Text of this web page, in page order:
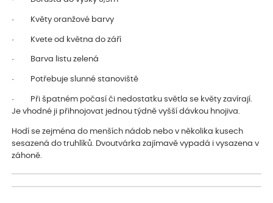
· Květy oranžové barvy
· Kvete od května do září
· Barva listu zelená
· Potřebuje slunné stanoviště
· Při špatném počasí či nedostatku světla se květy zavírají.
Je vhodné ji přihnojovat jednou týdně vyšší dávkou hnojiva.
Hodí se zejména do menších nádob nebo v několika kusech
sesazená do truhlíků. Dvoutvárka zajímavě vypadá i vysazena v
záhoně.